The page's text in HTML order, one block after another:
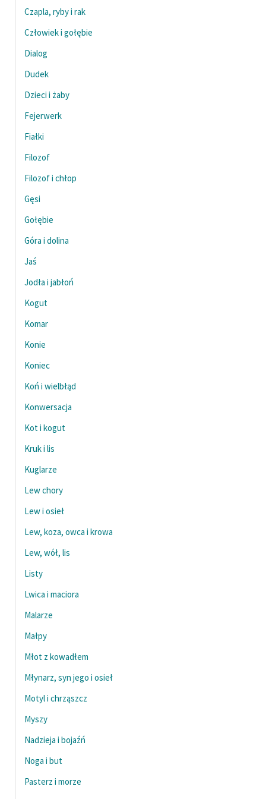
Ręce pełne poezji
Kolekcje edukacyjne
do domeny publicznej,
lektur szkolnych oraz
Odkurzamy bohaterów
Szkoła Poezji Wolnych
O nas
Kontakt
O projekcie
Zespół
Zasady wykorzystania
Wolnych Lektur
Logotypy
Dane fundacji i
Informacja o treściach
Czapla, ryby i rak
Człowiek i gołębie
Dialog
Dudek
Dzieci i żaby
Fejerwerk
Fiałki
Filozof
Filozof i chłop
Gęsi
Gołębie
Góra i dolina
Jaś
Jodła i jabłoń
Kogut
Komar
Konie
Koniec
Koń i wielbłąd
Konwersacja
Kot i kogut
Kruk i lis
Kuglarze
Lew chory
Lew i osieł
Lew, koza, owca i krowa
Lew, wół, lis
Listy
Lwica i maciora
Malarze
Małpy
Młot z kowadłem
Młynarz, syn jego i osieł
Motyl i chrząszcz
Myszy
Nadzieja i bojaźń
Noga i but
Pasterz i morze